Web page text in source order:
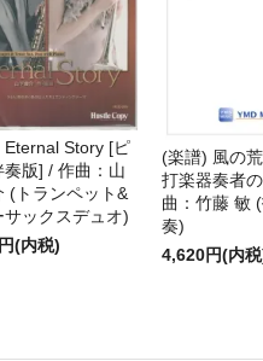
Eternal Story [ピ
奏版] / 作曲：山
(トランペット&
サックスデュオ)
(内税)
(楽譜) 風の
打楽器奏者
曲：竹藤 敏
奏)
4,620円(内